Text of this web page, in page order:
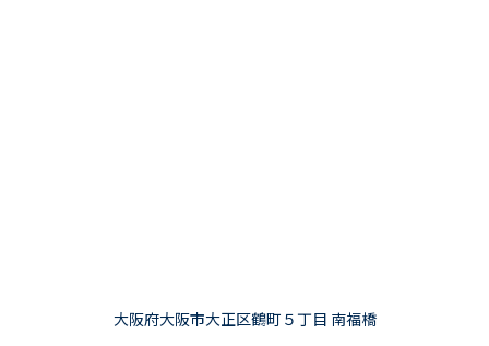
大阪府大阪市大正区鶴町５丁目 南福橋